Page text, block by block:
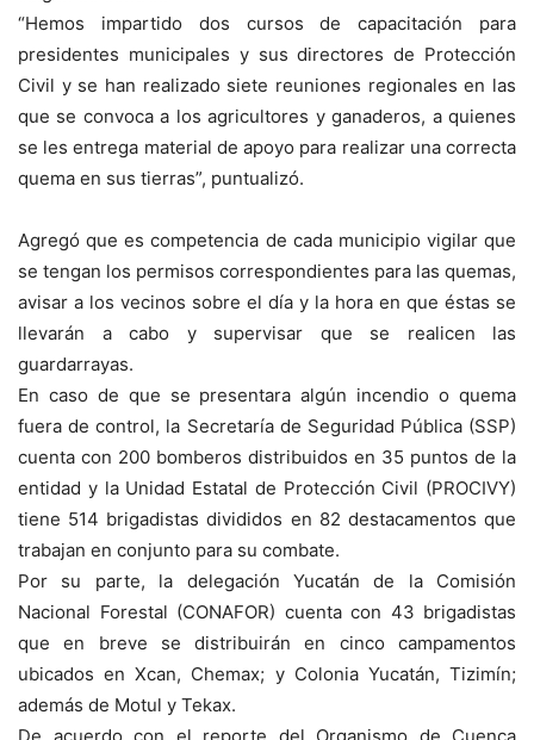
“Hemos impartido dos cursos de capacitación para
presidentes municipales y sus directores de Protección
Civil y se han realizado siete reuniones regionales en las
que se convoca a los agricultores y ganaderos, a quienes
se les entrega material de apoyo para realizar una correcta
quema en sus tierras”, puntualizó.
Agregó que es competencia de cada municipio vigilar que
se tengan los permisos correspondientes para las quemas,
avisar a los vecinos sobre el día y la hora en que éstas se
llevarán a cabo y supervisar que se realicen las
guardarrayas.
En caso de que se presentara algún incendio o quema
fuera de control, la Secretaría de Seguridad Pública (SSP)
cuenta con 200 bomberos distribuidos en 35 puntos de la
entidad y la Unidad Estatal de Protección Civil (PROCIVY)
tiene 514 brigadistas divididos en 82 destacamentos que
trabajan en conjunto para su combate.
Por su parte, la delegación Yucatán de la Comisión
Nacional Forestal (CONAFOR) cuenta con 43 brigadistas
que en breve se distribuirán en cinco campamentos
ubicados en Xcan, Chemax; y Colonia Yucatán, Tizimín;
además de Motul y Tekax.